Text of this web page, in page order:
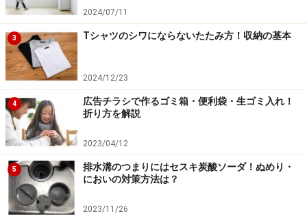
Amazonで人気の家事用品をチェック！
楽天市場で人気の家事用品をチェック！
2024/07/11
3 Tシャツのシワにならないたたみ方！収納の基本
2024/12/23
4
広告チラシで作るゴミ箱・便利袋・生ゴミ入れ！
折り方を解説
2023/04/12
5
排水溝のつまりにはセスキ炭酸ソーダ！ぬめり・
においの対策方法は？
2023/11/26